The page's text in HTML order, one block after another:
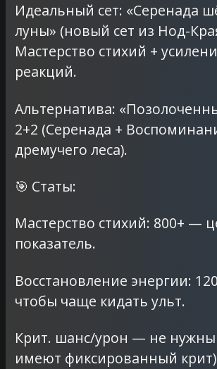
Идеальный сет: «Серенада
луны» (новый сет из Нод-
Мастерство стихий +
реакций.
Альтернатива:
2+2 (Серенада +
дремучего леса).
🎯 Статы:
Мастерство стихий: 800+ —
показатель.
Восстановление энергии:
чтобы чаще кидать ульт.
Крит. шанс/урон — не нужны
имеют фиксированный